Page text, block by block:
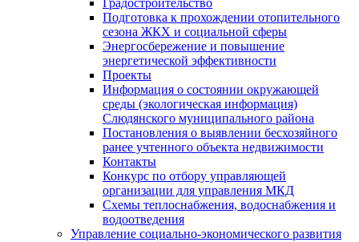
Градостроительство
Подготовка к прохождении отопительного
сезона ЖКХ и социальной сферы
Энергосбережение и повышение
энергетической эффективности
Проекты
Информация о состоянии окружающей
среды (экологическая информация)
Слюдянского муниципального района
Постановления о выявлении бесхозяйного
ранее учтенного объекта недвижимости
Контакты
Конкурс по отбору управляющей
организации для управления МКД
Схемы теплоснабжения, водоснабжения и
водоотведения
Управление социально-экономического развития